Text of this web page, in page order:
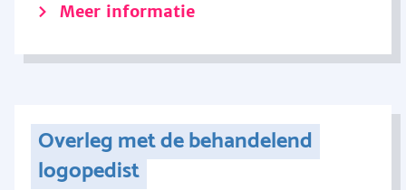
Meer informatie
Overleg met de behandelend
logopedist